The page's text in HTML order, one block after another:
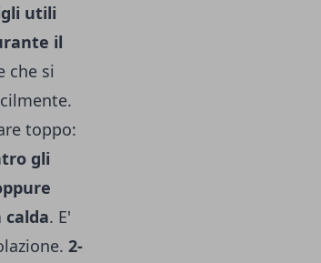
utili
il
che si
toppo:
gli
. E'
2-